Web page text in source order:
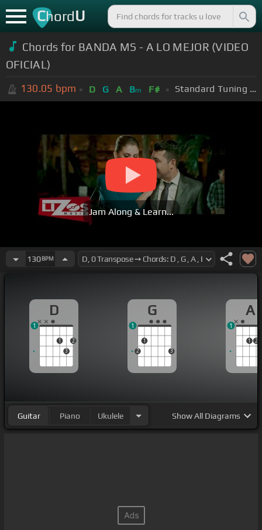
ChordU
Chords for BANDA MS - A LO MEJOR (VIDEO
OFICIAL)
130.05 bpm D G A Bm F# Standard Tuning (EADGBE)
Jam Along & Learn...
130BPM
D
1
3
2
1
G
2
1
3
1
A
1 2
1
Guitar Piano Ukulele ShowAll Diagrams